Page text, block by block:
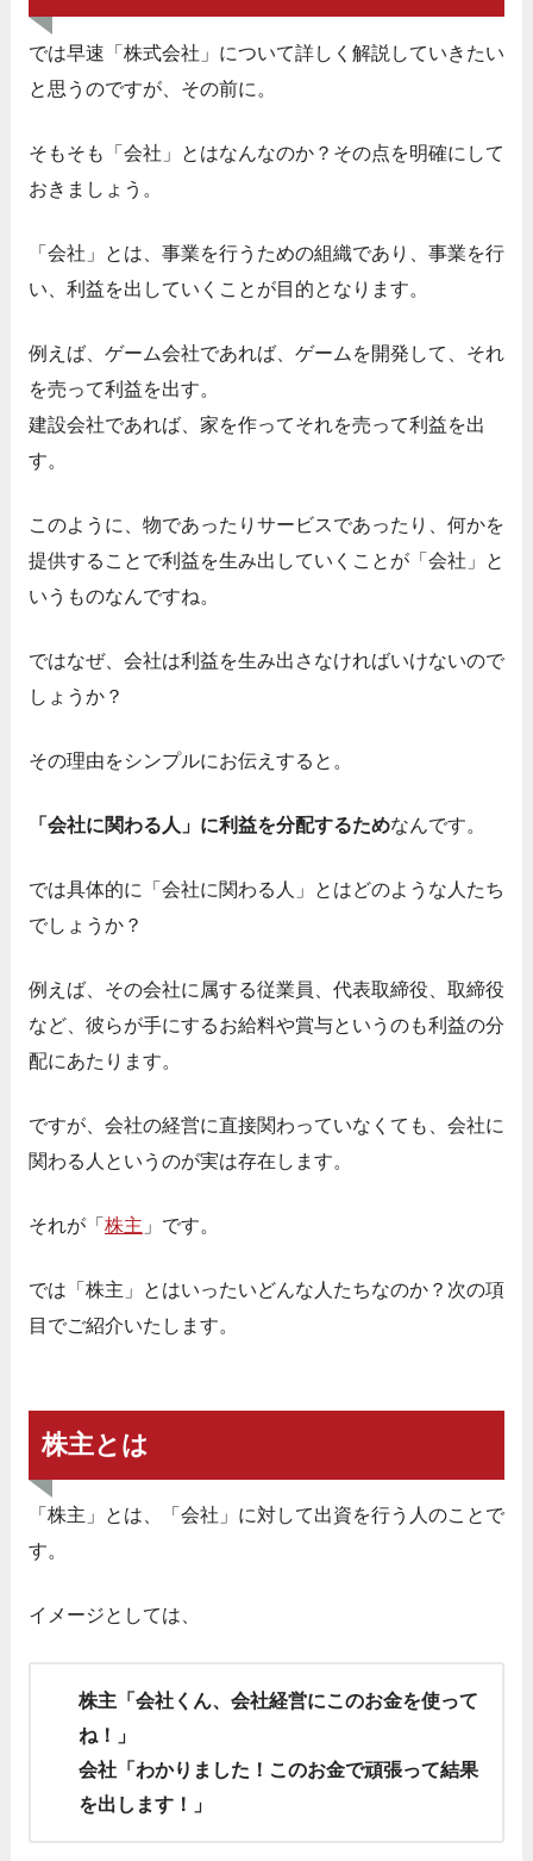
では早速「株式会社」について詳しく解説していきたい
と思うのですが、その前に。
そもそも「会社」とはなんなのか？その点を明確にして
おきましょう。
「会社」とは、事業を行うための組織であり、事業を行
い、利益を出していくことが目的となります。
例えば、ゲーム会社であれば、ゲームを開発して、それ
を売って利益を出す。
建設会社であれば、家を作ってそれを売って利益を出
す。
このように、物であったりサービスであったり、何かを
提供することで利益を生み出していくことが「会社」と
いうものなんですね。
ではなぜ、会社は利益を生み出さなければいけないので
しょうか？
その理由をシンプルにお伝えすると。
「会社に関わる人」に利益を分配するためなんです。
では具体的に「会社に関わる人」とはどのような人たち
でしょうか？
例えば、その会社に属する従業員、代表取締役、取締役
など、彼らが手にするお給料や賞与というのも利益の分
配にあたります。
ですが、会社の経営に直接関わっていなくても、会社に
関わる人というのが実は存在します。
それが「 株主 」です。
では「株主」とはいったいどんな人たちなのか？次の項
目でご紹介いたします。
株主とは
「株主」とは、「会社」に対して出資を行う人のことで
す。
イメージとしては、
株主「会社くん、会社経営にこのお金を使って
ね！」
会社「わかりました！このお金で頑張って結果
を出します！」